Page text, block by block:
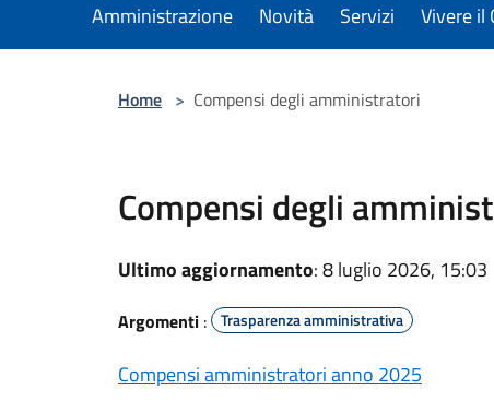
Amministrazione Novità Servizi Vivere il
Home > Compensi degli amministratori
Compensi degli
Ultimo aggiornamento: 8 luglio 2026, 15:03
Argomenti : Trasparenza amministrativa
Compensi amministratori anno 2025